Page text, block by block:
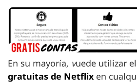
En su mayoría, vuede utilizar el
gratuitas de Netflix en